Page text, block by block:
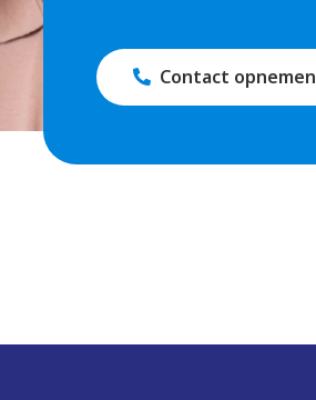
Contact opnemen